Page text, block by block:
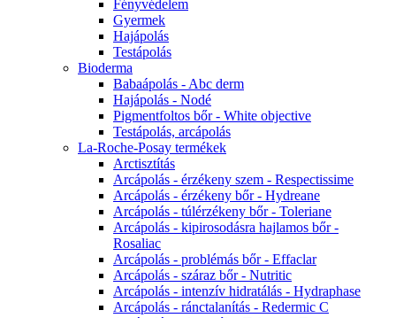
Fényvédelem
Gyermek
Hajápolás
Testápolás
Bioderma
Babaápolás - Abc derm
Hajápolás - Nodé
Pigmentfoltos bőr - White objective
Testápolás, arcápolás
La-Roche-Posay termékek
Arctisztítás
Arcápolás - érzékeny szem - Respectissime
Arcápolás - érzékeny bőr - Hydreane
Arcápolás - túlérzékeny bőr - Toleriane
Arcápolás - kipirosodásra hajlamos bőr -
Rosaliac
Arcápolás - problémás bőr - Effaclar
Arcápolás - száraz bőr - Nutritic
Arcápolás - intenzív hidratálás - Hydraphase
Arcápolás - ránctalanítás - Redermic C